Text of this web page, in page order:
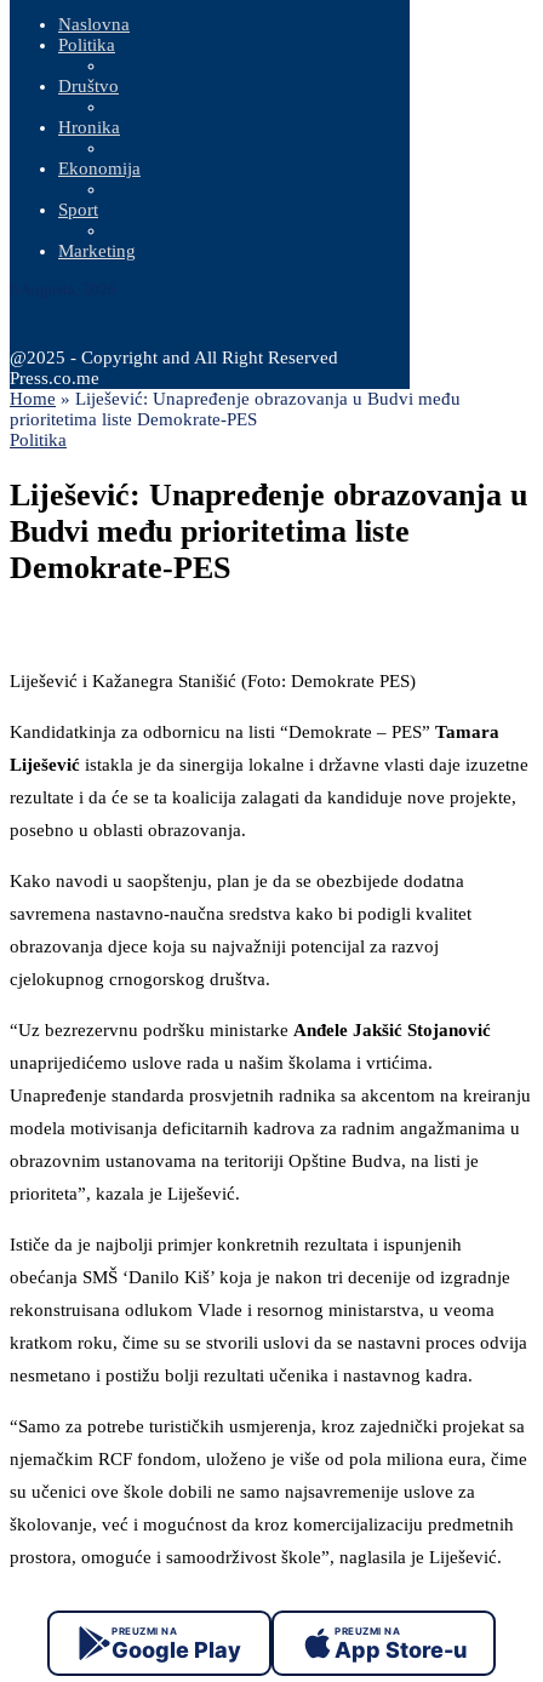
Naslovna
Politika
Društvo
Hronika
Ekonomija
Sport
Marketing
@2025 - Copyright and All Right Reserved
Press.co.me
Home » Liješević: Unapređenje obrazovanja u Budvi među
prioritetima liste Demokrate-PES
Politika
Liješević: Unapređenje obrazovanja u
Budvi među prioritetima liste
Demokrate-PES
Liješević i Kažanegra Stanišić (Foto: Demokrate PES)
Kandidatkinja za odbornicu na listi “Demokrate – PES” Tamara
Liješević istakla je da sinergija lokalne i državne vlasti daje izuzetne
rezultate i da će se ta koalicija zalagati da kandiduje nove projekte,
posebno u oblasti obrazovanja.
Kako navodi u saopštenju, plan je da se obezbijede dodatna
savremena nastavno-naučna sredstva kako bi podigli kvalitet
obrazovanja djece koja su najvažniji potencijal za razvoj
cjelokupnog crnogorskog društva.
“Uz bezrezervnu podršku ministarke Anđele Jakšić Stojanović
unaprijedićemo uslove rada u našim školama i vrtićima.
Unapređenje standarda prosvjetnih radnika sa akcentom na kreiranju
modela motivisanja deficitarnih kadrova za radnim angažmanima u
obrazovnim ustanovama na teritoriji Opštine Budva, na listi je
prioriteta”, kazala je Liješević.
Ističe da je najbolji primjer konkretnih rezultata i ispunjenih
obećanja SMŠ ‘Danilo Kiš’ koja je nakon tri decenije od izgradnje
rekonstruisana odlukom Vlade i resornog ministarstva, u veoma
kratkom roku, čime su se stvorili uslovi da se nastavni proces odvija
nesmetano i postižu bolji rezultati učenika i nastavnog kadra.
“Samo za potrebe turističkih usmjerenja, kroz zajednički projekat sa
njemačkim RCF fondom, uloženo je više od pola miliona eura, čime
su učenici ove škole dobili ne samo najsavremenije uslove za
školovanje, već i mogućnost da kroz komercijalizaciju predmetnih
prostora, omoguće i samoodrživost škole”, naglasila je Liješević.
PREUZMI NA
Google Play
PREUZMI NA
App Store-u